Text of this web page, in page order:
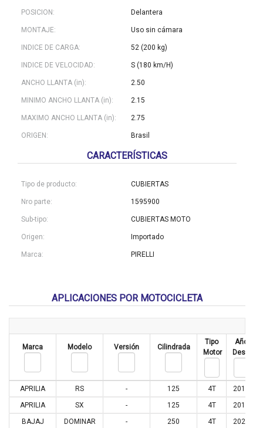
POSICION: Delantera
MONTAJE: Uso sin cámara
INDICE DE CARGA: 52 (200 kg)
INDICE DE VELOCIDAD: S (180 km/H)
ANCHO LLANTA (in): 2.50
MINIMO ANCHO LLANTA (in): 2.15
MAXIMO ANCHO LLANTA (in): 2.75
ORIGEN: Brasil
CARACTERÍSTICAS
Tipo de producto: CUBIERTAS
Nro parte: 1595900
Sub-tipo: CUBIERTAS MOTO
Origen: Importado
Marca: PIRELLI
APLICACIONES POR MOTOCICLETA
Marca Modelo Versión Cilindrada
Tipo
Motor
Año
Desde
APRILIA RS - 125 4T 2017
APRILIA
SX - 125 4T 2017
BAJAJ
DOMINAR - 250 4T 2021